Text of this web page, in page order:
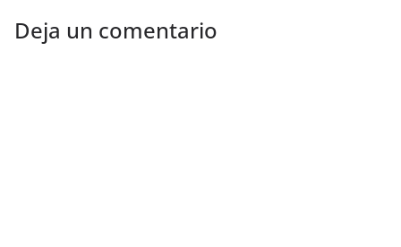
Deja un comentario